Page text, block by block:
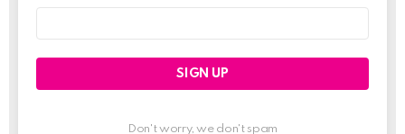
Don't worry, we don't spam